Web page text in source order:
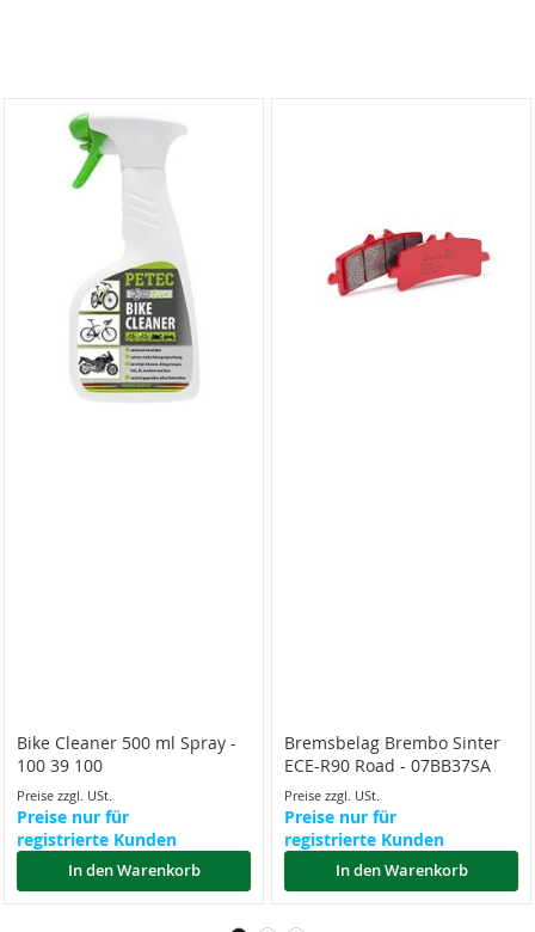
Bike Cleaner 500 ml Spray -
100 39 100
Preise zzgl. USt.
Preise nur für
registrierte Kunden
In den Warenkorb
Bremsbelag Brembo Sinter
ECE-R90 Road - 07BB37SA
Preise zzgl. USt.
Preise nur für
registrierte Kunden
In den Warenkorb